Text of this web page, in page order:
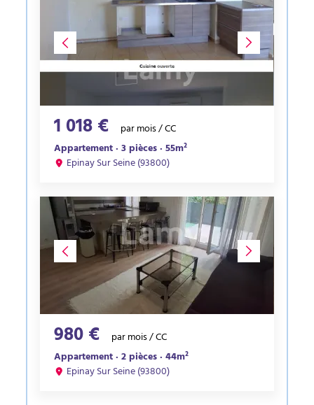
1 018 €
par mois / CC
Appartement · 3 pièces · 55m²
Epinay Sur Seine (93800)
980 €
par mois / CC
Appartement · 2 pièces · 44m²
Epinay Sur Seine (93800)